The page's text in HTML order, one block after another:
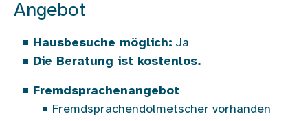
Angebot
Hausbesuche möglich: Ja
Die Beratung ist kostenlos.
Fremdsprachenangebot
Fremdsprachendolmetscher vorhanden